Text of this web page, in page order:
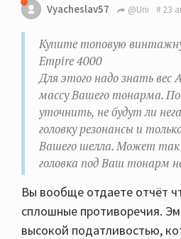
Vyacheslav57 @Urii 23
Купите топовую
Empire 4000
Для этого надо знать вес
массу Вашего тонарма.
уточнить, не будут ли
головку резонансы и
Вашего шелла. Может так
головка под Ваш тонарм
Вы вообще отдаете отчёт
сплошные противоречия.
высокой податливостью,